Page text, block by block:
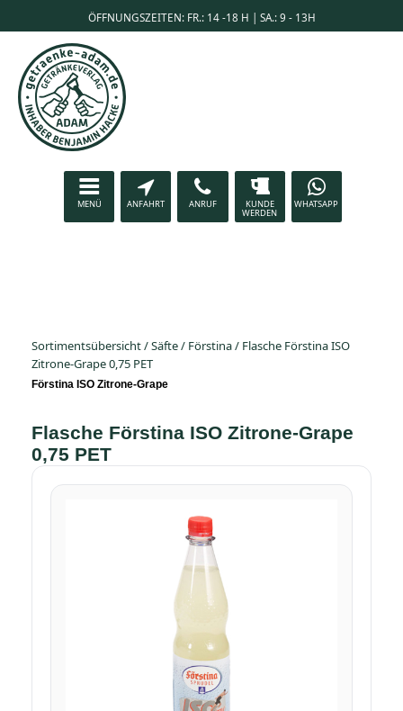
ÖFFNUNGSZEITEN: FR.: 14 -18 H | SA.: 9 - 13H
MENÜ ANFAHRT ANRUF KUNDE
WERDEN
WHATSAPP
Sortimentsübersicht/Säfte/ Förstina/ Flasche Förstina ISO
Zitrone-Grape 0,75 PET
Förstina ISO Zitrone-Grape
Flasche Förstina ISO Zitrone-Grape
0,75 PET